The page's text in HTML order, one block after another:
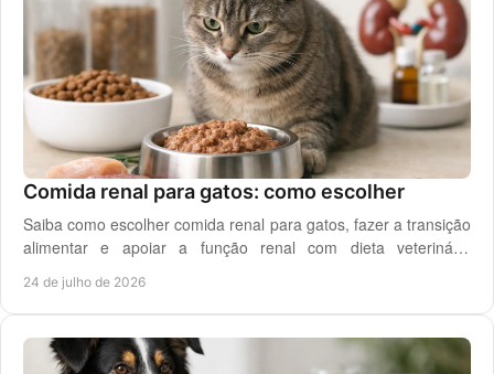
Comida renal para gatos: como escolher
Saiba como escolher comida renal para gatos, fazer a transição
alimentar e apoiar a função renal com dieta veterinária
24 de julho de 2026